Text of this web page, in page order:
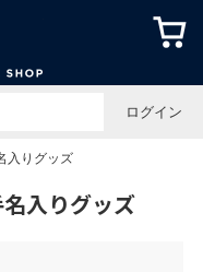
侍ジャパ
ログイン
入りグッズ
入りグッズ